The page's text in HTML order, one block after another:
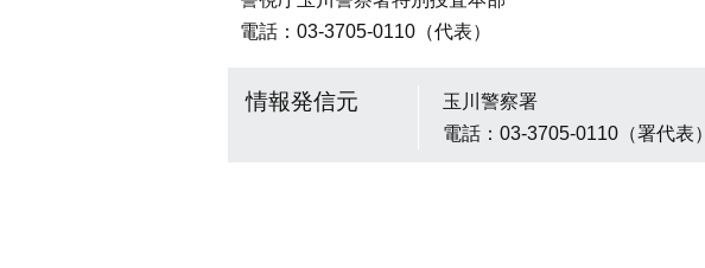
電話：03-3705-0110（代表）
情報発信元
玉川警察署
電話：03-3705-0110（署代表）